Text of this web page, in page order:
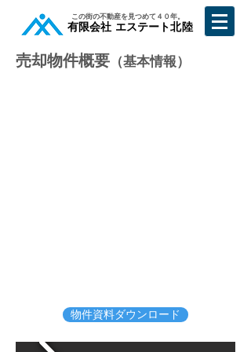
​この街の不動産を見つめて４０年。
​有限会社 エステート北陸
売却物件概要 （基本情報）
物件資料ダウンロード